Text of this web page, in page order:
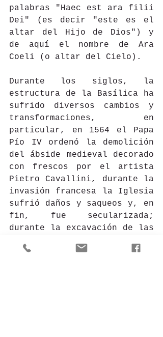
palabras "Haec est ara filii
Dei" (es decir "este es el
altar del Hijo de Dios") y
de aquí el nombre de Ara
Coeli (o altar del Cielo).
Durante los siglos, la
estructura de la Basílica ha
sufrido diversos cambios y
transformaciones, en
particular, en 1564 el Papa
Pío IV ordenó la demolición
del ábside medieval decorado
con frescos por el artista
Pietro Cavallini, durante la
invasión francesa la Iglesia
sufrió daños y saqueos y, en
fin, fue secularizada;
durante la excavación de las
del Vittoriano, el convento